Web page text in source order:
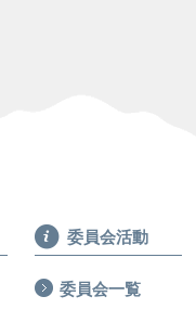
委員会活動
委員会一覧